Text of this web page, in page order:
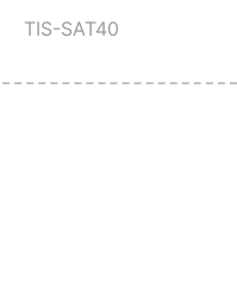
TIS-SAT40